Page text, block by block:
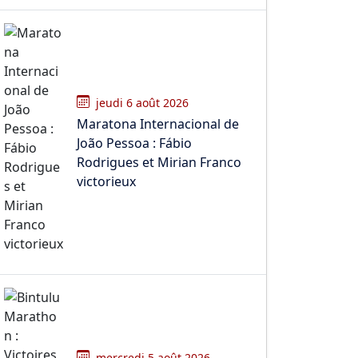
jeudi 6 août 2026
Maratona Internacional de
João Pessoa : Fábio
Rodrigues et Mirian Franco
victorieux